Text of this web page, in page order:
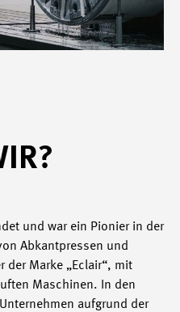
und war ein Pionier in der
Abkantpressen und
der Marke „Eclair“, mit
Maschinen. In den
aufgrund der